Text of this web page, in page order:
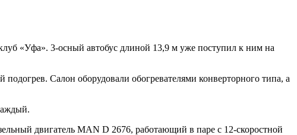
«Уфа». 3-осный автобус длиной 13,9 м уже поступил к ним на
Салон оборудовали обогревателями конверторного типа, а
двигатель MAN D 2676, работающий в паре с 12-скоростной